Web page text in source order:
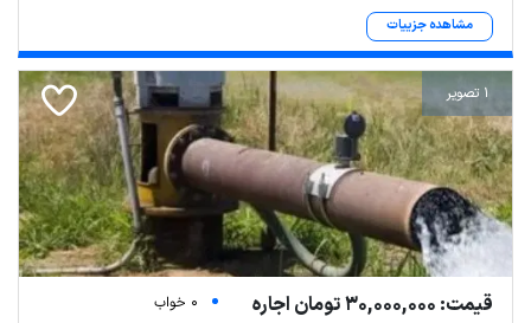
مشاهده جزییات
1 تصویر
قیمت: 30,000,000 تومان اجاره
0 خواب